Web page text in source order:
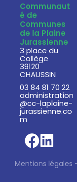
Communaut
é de
Communes
de la Plaine
Jurassienne
3 place du
Collège
39120
CHAUSSIN
03 84 81 70 22
administration
@cc-laplaine-
jurassienne.co
m
Mentions légales